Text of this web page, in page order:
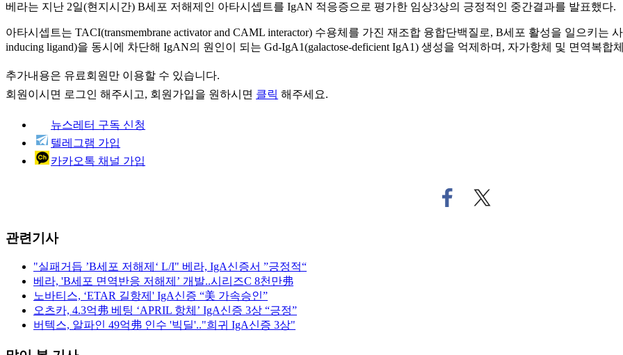
베라는 지난 2일(현지시간) B세포 저해제인 아타시셉트를 IgAN 적응증으로 평가한 임상3상의 긍정적인 중간결과를 발표했다.
아타시셉트는 TACI(transmembrane activator and CAML interactor) 수용체를 가진 재조합 융합단백질로, B세포 활성을 일으키는
inducing ligand)을 동시에 차단해 IgAN의 원인이 되는 Gd-IgA1(galactose-deficient IgA1) 생성을 억제하며, 자가항체 및 면역복합
추가내용은 유료회원만 이용할 수 있습니다.
회원이시면 로그인 해주시고, 회원가입을 원하시면 클릭 해주세요.
뉴스레터 구독 신청
텔레그램 가입
카카오톡 채널 가입
페
이
트
위
관련기사
"실패거듭 ’B세포 저해제‘ L/I" 베라, IgA신증서 ”긍정적“
베라, 'B세포 면역반응 저해제’ 개발..시리즈C 8천만弗
노바티스, ‘ETAR 길항제' IgA신증 “美 가속승인”
오츠카, 4.3억弗 베팅 ‘APRIL 항체’ IgA신증 3상 “긍정”
버텍스, 알파인 49억弗 인수 '빅딜'.."희귀 IgA신증 3상"